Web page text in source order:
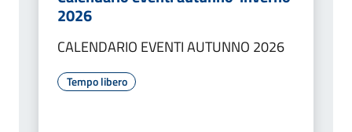
2026
CALENDARIO EVENTI AUTUNNO 2026
Tempo libero